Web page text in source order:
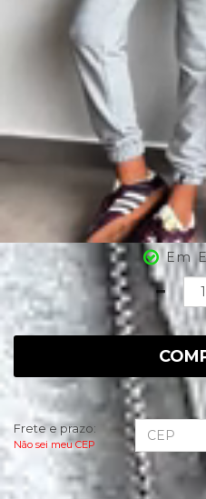
Em
Quantidade
Frete e prazo:
Não sei meu CEP